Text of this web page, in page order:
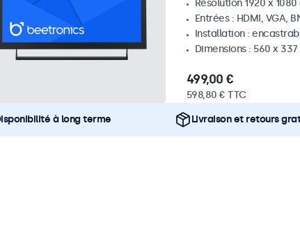
Résolution 1920 x 1080
Entrées : HDMI, VGA,
Installation :
Dimensions : 560 x 337
499,00 €
598,80 € TTC
à long terme Livraison et retours